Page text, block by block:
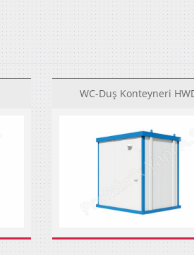
WC-Duş Konteyneri